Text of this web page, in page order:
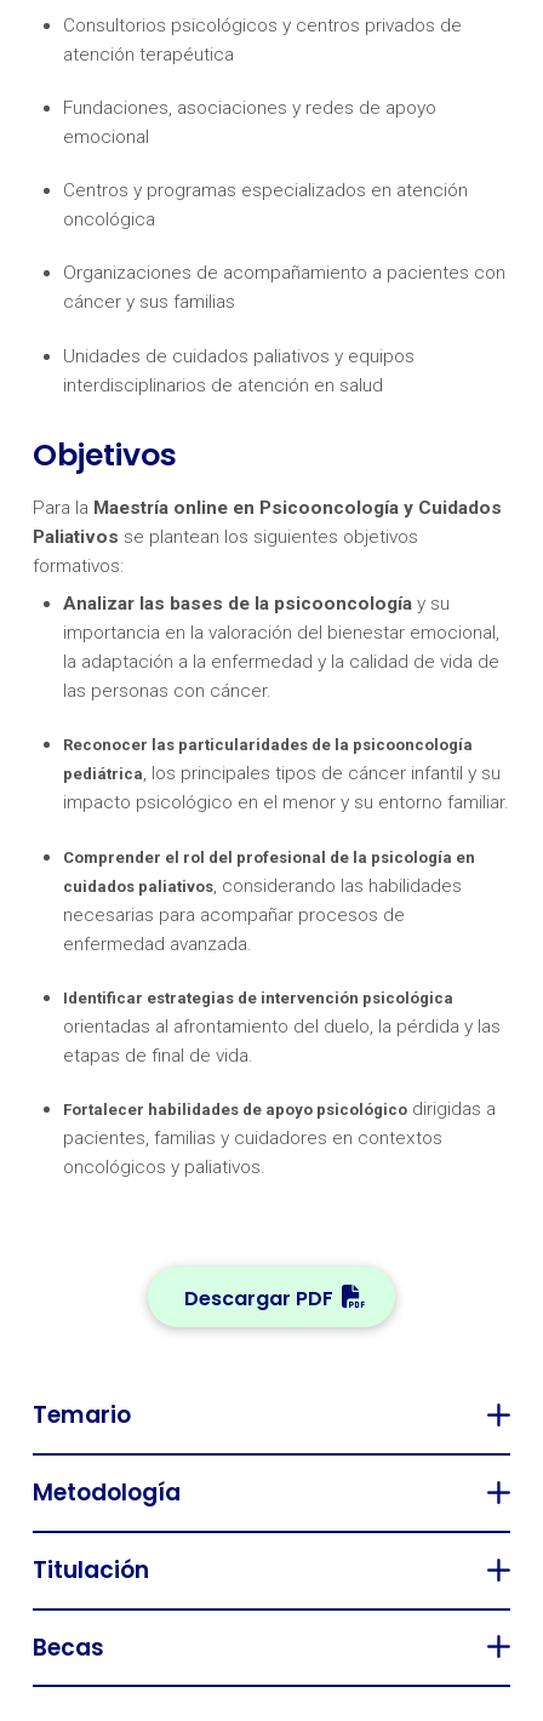
Consultorios psicológicos y centros privados de
atención terapéutica
Fundaciones, asociaciones y redes de apoyo
emocional
Centros y programas especializados en atención
oncológica
Organizaciones de acompañamiento a pacientes con
cáncer y sus familias
Unidades de cuidados paliativos y equipos
interdisciplinarios de atención en salud
Objetivos
Para la Maestría online en Psicooncología y Cuidados
Paliativos se plantean los siguientes objetivos
formativos:
Analizar las bases de la psicooncología y su
importancia en la valoración del bienestar emocional,
la adaptación a la enfermedad y la calidad de vida de
las personas con cáncer.
Reconocer las particularidades de la psicooncología
pediátrica, los principales tipos de cáncer infantil y su
impacto psicológico en el menor y su entorno familiar.
Comprender el rol del profesional de la psicología en
cuidados paliativos, considerando las habilidades
necesarias para acompañar procesos de
enfermedad avanzada.
Identificar estrategias de intervención psicológica
orientadas al afrontamiento del duelo, la pérdida y las
etapas de final de vida.
Fortalecer habilidades de apoyo psicológico dirigidas a
pacientes, familias y cuidadores en contextos
oncológicos y paliativos.
Descargar PDF
Temario
Metodología
Titulación
Becas